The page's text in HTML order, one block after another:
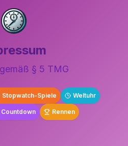
§ 5 TMG
Stopwatch-Spiele Weltuhr
Countdown Rennen